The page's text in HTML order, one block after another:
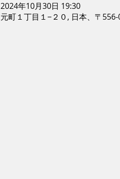
2024年10月30日 19:30
元町１丁目１−２０, 日本、〒